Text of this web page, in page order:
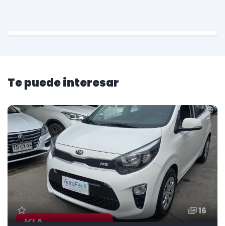
Te puede interesar
16